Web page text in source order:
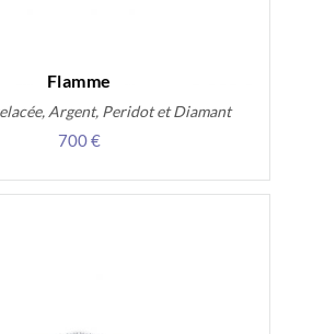
Flamme
Argent, Peridot et Diamant
700 €